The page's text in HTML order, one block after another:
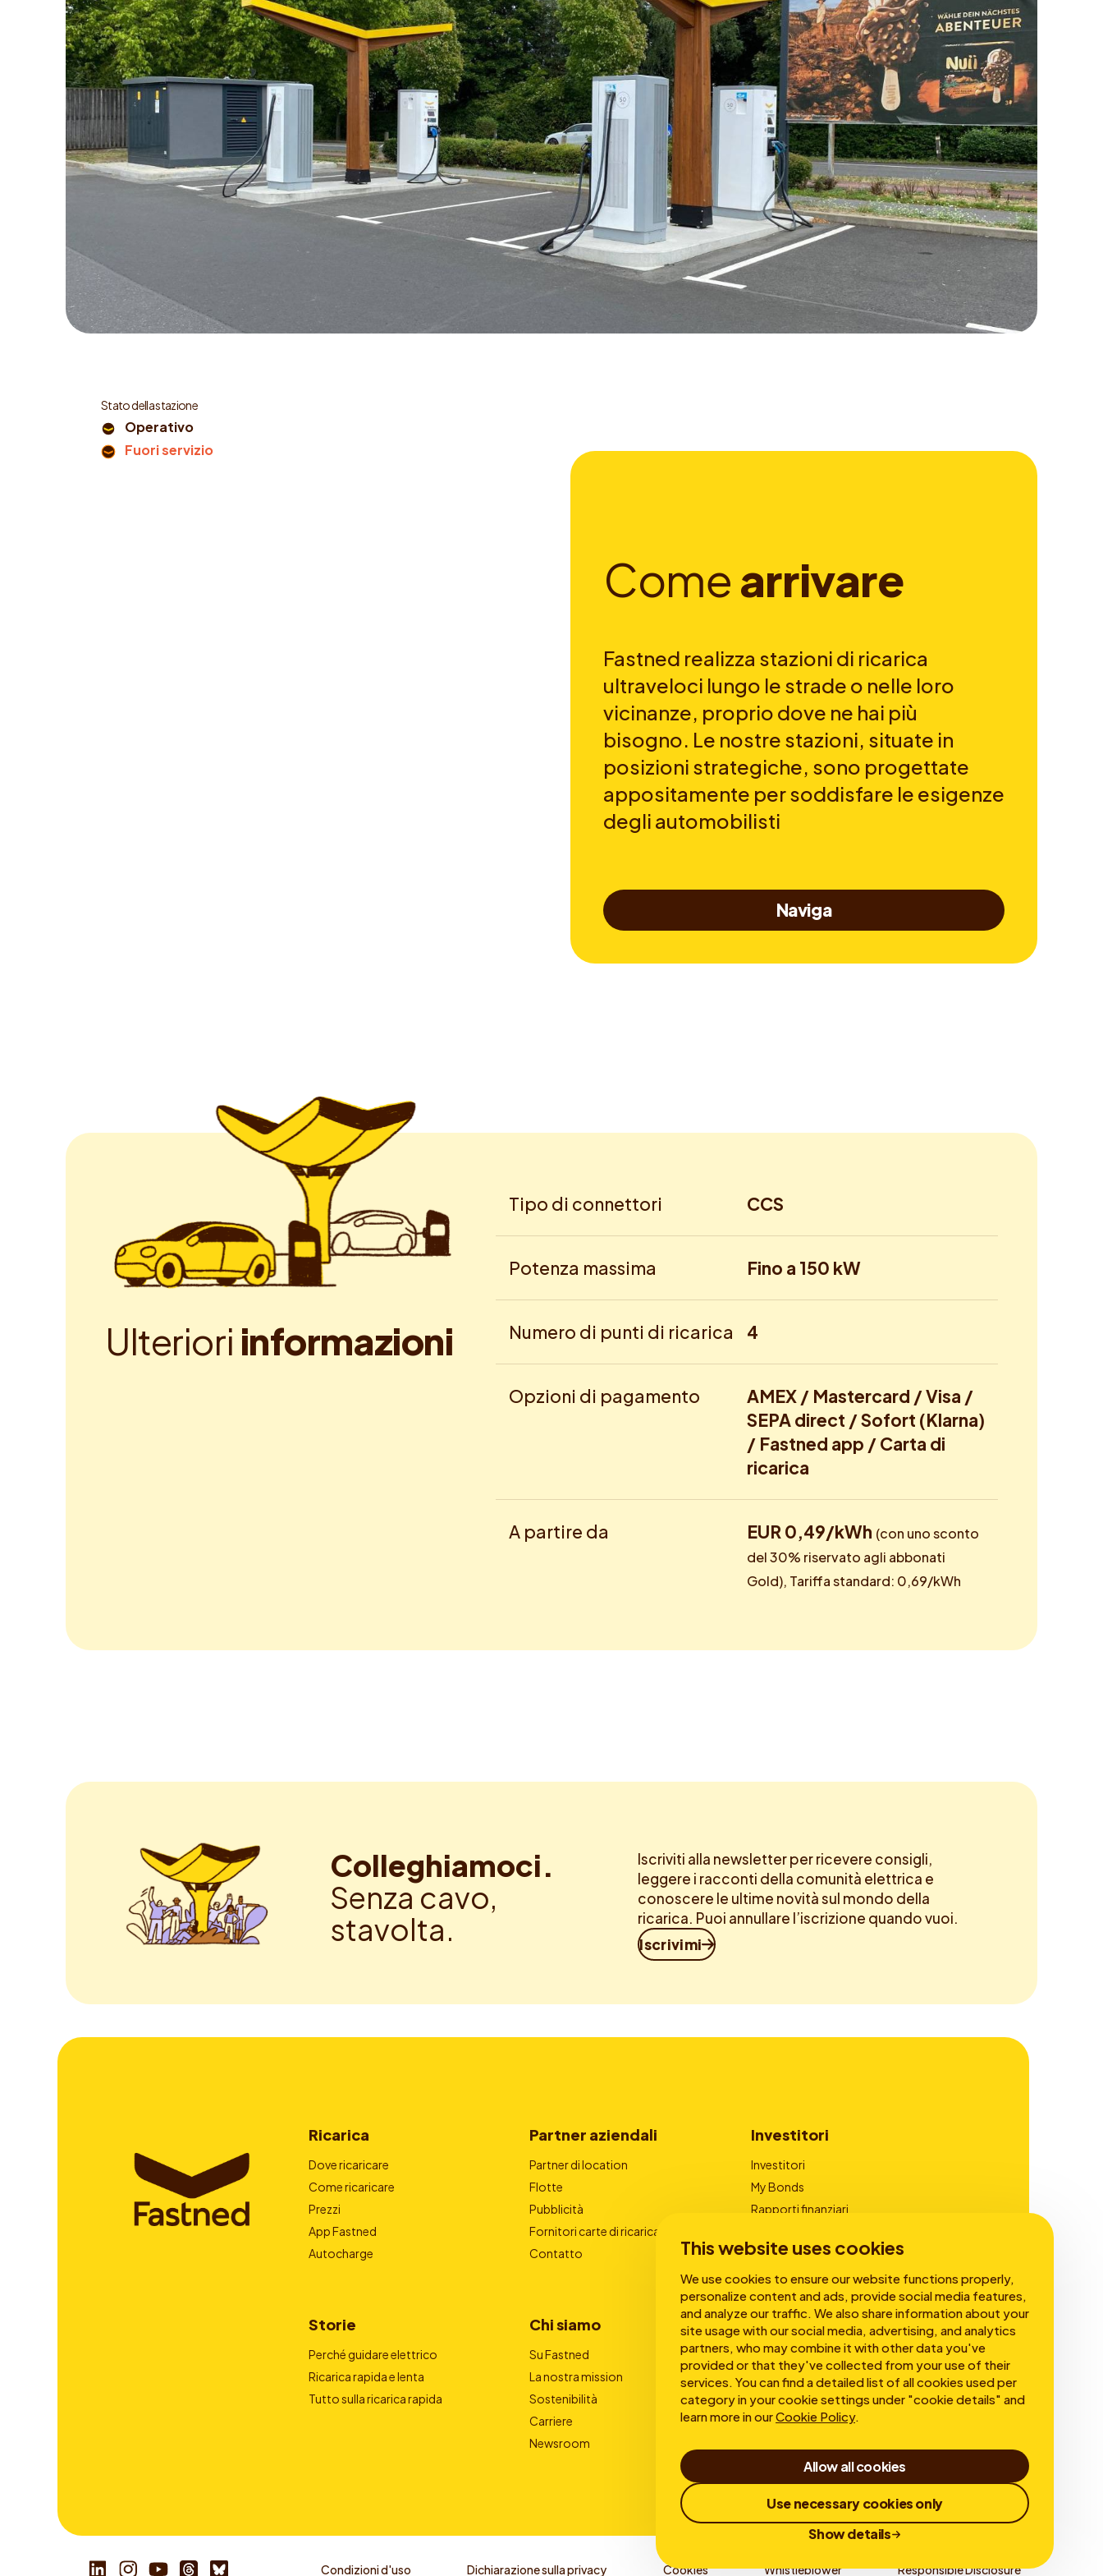
This website uses cookies
We use cookies to ensure our website functions properly,
personalize content and ads, provide social media features,
and analyze our traffic. We also share information about your
site usage with our social media, advertising, and analytics
partners, who may combine it with other data you've
provided or that they've collected from your use of their
services. You can find a detailed list of all cookies used per
category in your cookie settings under "cookie details" and
learn more in ourCookie Policy.
Allow all cookies
Use necessary cookies only
Show details
Stato della stazione
Operativo
Fuori servizio
Comearrivare
Fastned realizza stazioni di ricarica
ultraveloci lungo le strade o nelle loro
vicinanze, proprio dove ne hai più
bisogno. Le nostre stazioni, situate in
posizioni strategiche, sono progettate
appositamente per soddisfare le esigenze
degli automobilisti
Naviga
Ulteriori informazioni
Tipo di connettori CCS
Potenza massima Fino a 150 kW
Numero di punti di ricarica 4
Opzioni di pagamento
AMEX / Mastercard / Visa /
SEPA direct / Sofort (Klarna)
/ Fastned app / Carta di
ricarica
A partire da EUR 0,49/kWh (con uno sconto
del 30% riservato agli abbonati
Gold), Tariffa standard: 0,69/kWh
Colleghiamoci.
Senza cavo,
stavolta.
Iscriviti alla newsletter per ricevere consigli,
leggere i racconti della comunità elettrica e
conoscere le ultime novità sul mondo della
ricarica. Puoi annullare l’iscrizione quando vuoi.
Iscrivimi
Ricarica
Dove ricaricare
Come ricaricare
Prezzi
App Fastned
Autocharge
Partner aziendali
Partner di location
Flotte
Pubblicità
Fornitori carte di ricarica
Contatto
Investitori
Investitori
My Bonds
Rapporti finanziari
Storie
Perché guidare elettrico
Ricarica rapida e lenta
Tutto sulla ricarica rapida
Chi siamo
Su Fastned
La nostra mission
Sostenibilità
Carriere
Newsroom
Condizioni d'uso Dichiarazione sulla privacy Cookies Whistleblower Responsible Disclosure